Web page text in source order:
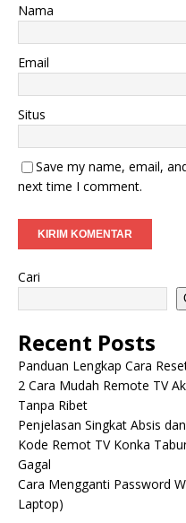
Nama
Email
Situs
Save my name, email,
next time I comment.
Cari
Recent Posts
Panduan Lengkap Cara
2 Cara Mudah Remote TV
Tanpa Ribet
Penjelasan Singkat Absis
Kode Remot TV Konka
Gagal
Cara Mengganti Password
Laptop)